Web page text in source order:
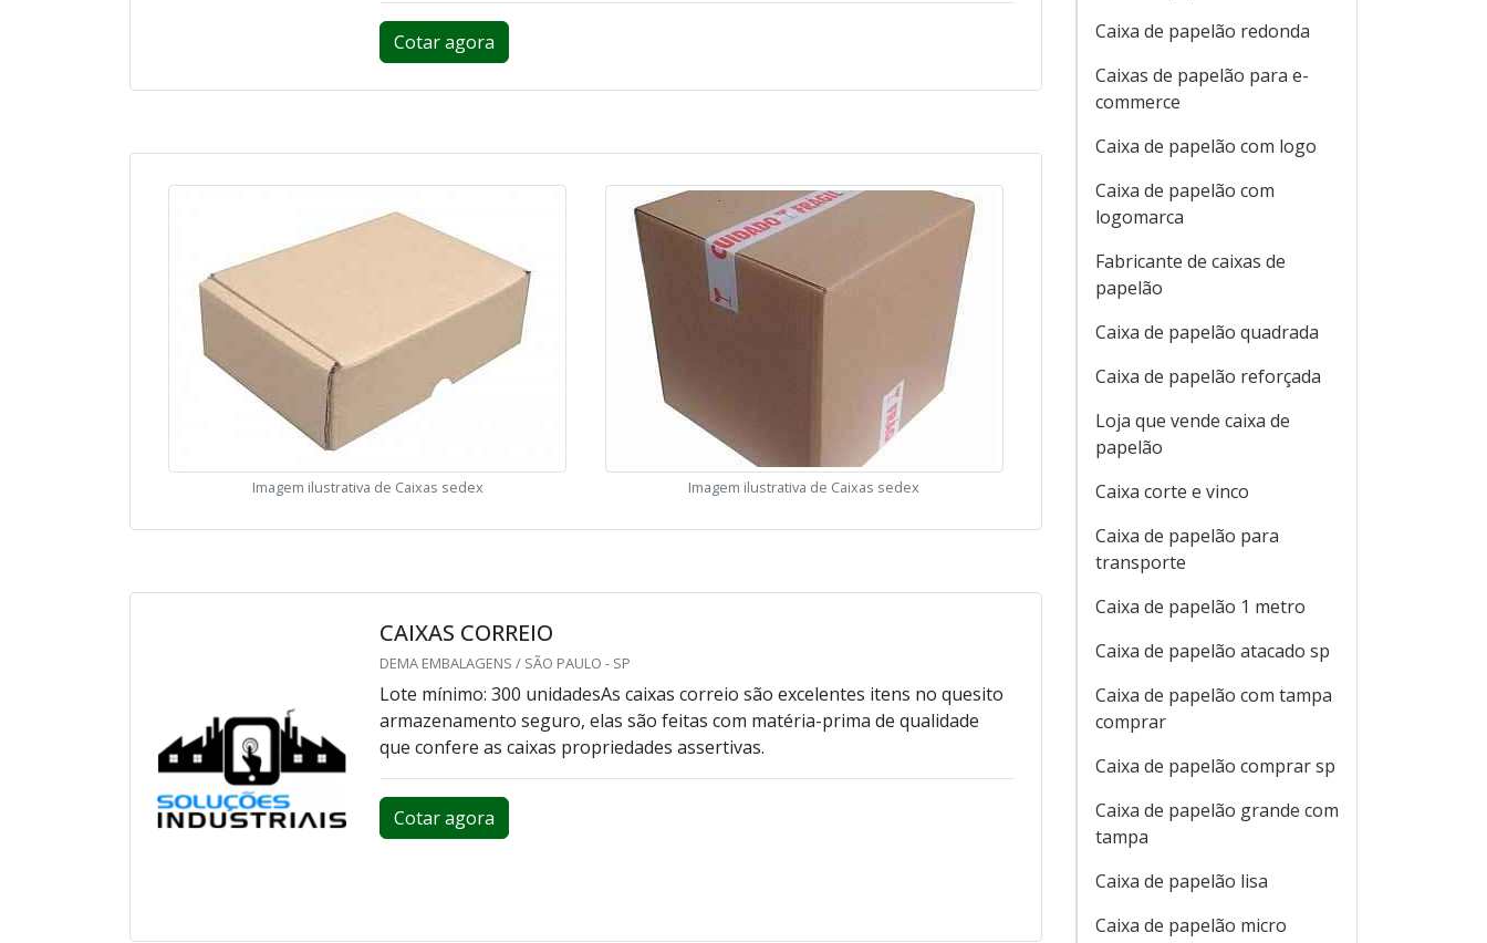
Cotar agora
Imagem ilustrativa de Caixas sedex Imagem ilustrativa de Caixas sedex
CAIXAS CORREIO
DEMA EMBALAGENS / SÃO PAULO - SP
Lote mínimo: 300 unidadesAs caixas correio são excelentes itens no quesito
armazenamento seguro, elas são feitas com matéria-prima de qualidade
que confere as caixas propriedades assertivas.
Cotar agora
Caixa de papelão redonda
Caixas de papelão para e-
commerce
Caixa de papelão com logo
Caixa de papelão com
logomarca
Fabricante de caixas de
papelão
Caixa de papelão quadrada
Caixa de papelão reforçada
Loja que vende caixa de
papelão
Caixa corte e vinco
Caixa de papelão para
transporte
Caixa de papelão 1 metro
Caixa de papelão atacado sp
Caixa de papelão com tampa
comprar
Caixa de papelão comprar sp
Caixa de papelão grande com
tampa
Caixa de papelão lisa
Caixa de papelão micro